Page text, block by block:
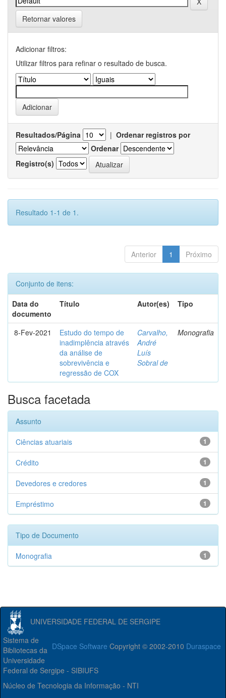
Retornar valores
Adicionar filtros:
Utilizar filtros para refinar o resultado de busca.
Resultados/Página | Ordenar registros por
Ordenar
Registro(s)
Resultado 1-1 de 1.
Anterior 1 Próximo
Conjunto de itens:
Data do
documento
Título Autor(es) Tipo
8-Fev-2021
Estudo do tempo de
inadimplência através
da análise de
sobrevivência e
regressão de COX
Carvalho,
André
Luís
Sobral de
Monografia
Busca facetada
Assunto
1
Ciências atuariais
1
Crédito
1
Devedores e credores
1
Empréstimo
Tipo de Documento
1
Monografia
UNIVERSIDADE FEDERAL DE SERGIPE
DSpace Software Copyright © 2002-2010 Duraspace
Sistema de
Bibliotecas da
Universidade
Federal de Sergipe - SIBIUFS
Núcleo de Tecnologia da Informação - NTI